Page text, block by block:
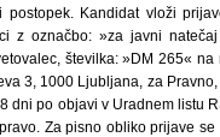
postopek. Kandidat vloži
z označbo: »za javni
številka: »DM 265« na
3, 1000 Ljubljana, za
dni po objavi v Uradnem listu
Za pisno obliko prijave